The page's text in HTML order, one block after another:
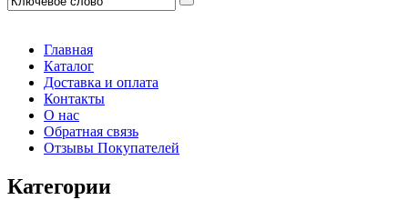
Главная
Каталог
Доставка и оплата
Контакты
О нас
Обратная связь
Отзывы Покупателей
Категории